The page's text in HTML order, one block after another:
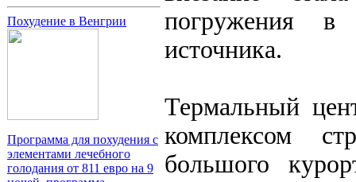
Похудение в Венгрии
Программа для похудения с
элементами лечебного
голодания от 811 евро на 9
погружения
источника.
Термальный
комплексом
большого